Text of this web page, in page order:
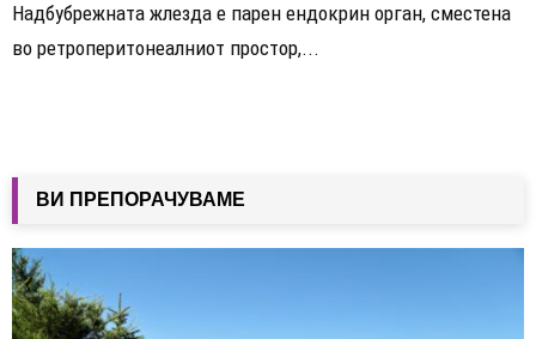
Надбубрежната жлезда е парен ендокрин орган, сместена
во ретроперитонеалниот простор,...
ВИ ПРЕПОРАЧУВАМЕ